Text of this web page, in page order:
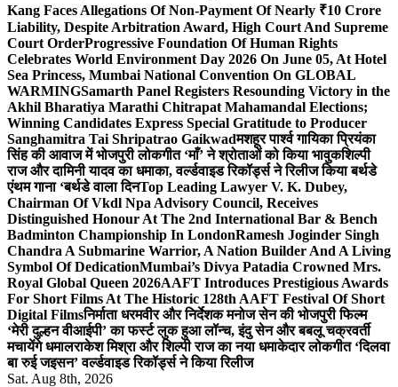
Kang Faces Allegations Of Non-Payment Of Nearly ₹10 Crore
Liability, Despite Arbitration Award, High Court And Supreme
Court OrderProgressive Foundation Of Human Rights
Celebrates World Environment Day 2026 On June 05, At Hotel
Sea Princess, Mumbai National Convention On GLOBAL
WARMINGSamarth Panel Registers Resounding Victory in the
Akhil Bharatiya Marathi Chitrapat Mahamandal Elections;
Winning Candidates Express Special Gratitude to Producer
Sanghamitra Tai Shripatrao Gaikwadमशहूर पार्श्व गायिका प्रियंका
सिंह की आवाज में भोजपुरी लोकगीत ‘माँ’ ने श्रोताओं को किया भावुकशिल्पी
राज और दामिनी यादव का धमाका, वर्ल्डवाइड रिकॉर्ड्स ने रिलीज किया बर्थडे
एंथम गाना ‘बर्थडे वाला दिनTop Leading Lawyer V. K. Dubey,
Chairman Of Vkdl Npa Advisory Council, Receives
Distinguished Honour At The 2nd International Bar & Bench
Badminton Championship In LondonRamesh Joginder Singh
Chandra A Submarine Warrior, A Nation Builder And A Living
Symbol Of DedicationMumbai’s Divya Patadia Crowned Mrs.
Royal Global Queen 2026AAFT Introduces Prestigious Awards
For Short Films At The Historic 128th AAFT Festival Of Short
Digital Filmsनिर्माता धरमवीर और निर्देशक मनोज सेन की भोजपुरी फिल्म
‘मेरी दुल्हन वीआईपी’ का फर्स्ट लुक हुआ लॉन्च, इंदु सेन और बबलू चक्रवर्ती
मचायेंगे धमालराकेश मिश्रा और शिल्पी राज का नया धमाकेदार लोकगीत ‘दिलवा
बा रुई जइसन’ वर्ल्डवाइड रिकॉर्ड्स ने किया रिलीज
Sat. Aug 8th, 2026